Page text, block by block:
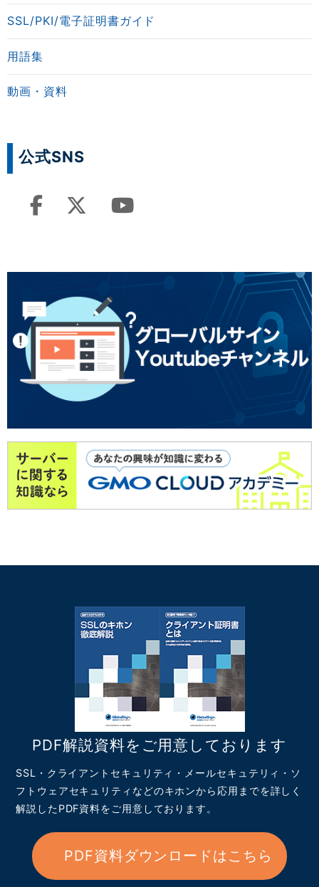
SSL/PKI/電子証明書ガイド
用語集
動画・資料
公式SNS
PDF解説資料をご用意しております
SSL・クライアントセキュリティ・メールセキュテリィ・ソ
フトウェアセキュリティなどのキホンから応用までを詳しく
解説したPDF資料をご用意しております。
PDF資料ダウンロードはこちら